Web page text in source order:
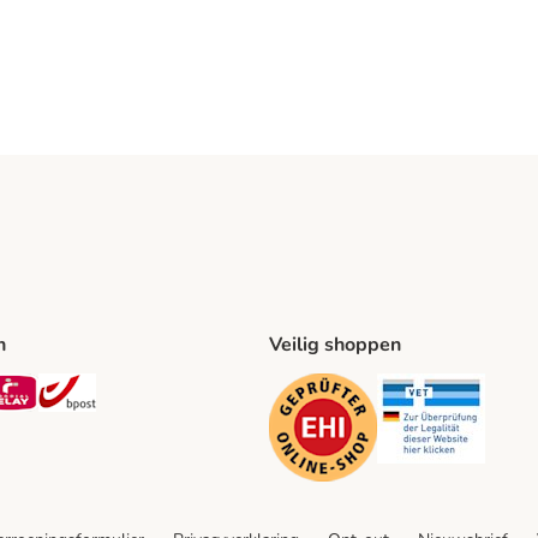
Method
Shipping Method
Mondial Relay Shipping Method
Veilig shoppen
Security